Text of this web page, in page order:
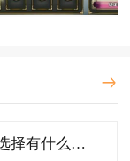
斗罗大陆的角色选择有什么要注意的